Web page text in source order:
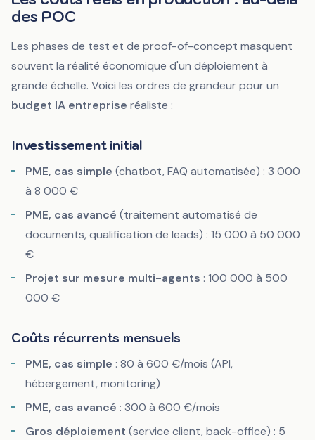
des POC
Les phases de test et de proof-of-concept masquent
souvent la réalité économique d'un déploiement à
grande échelle. Voici les ordres de grandeur pour un
budget IA entreprise réaliste :
Investissement initial
PME, cas simple (chatbot, FAQ automatisée) : 3 000
à 8 000 €
PME, cas avancé (traitement automatisé de
documents, qualification de leads) : 15 000 à 50 000
€
Projet sur mesure multi-agents : 100 000 à 500
000 €
Coûts récurrents mensuels
PME, cas simple : 80 à 600 €/mois (API,
hébergement, monitoring)
PME, cas avancé : 300 à 600 €/mois
Gros déploiement (service client, back-office) : 5